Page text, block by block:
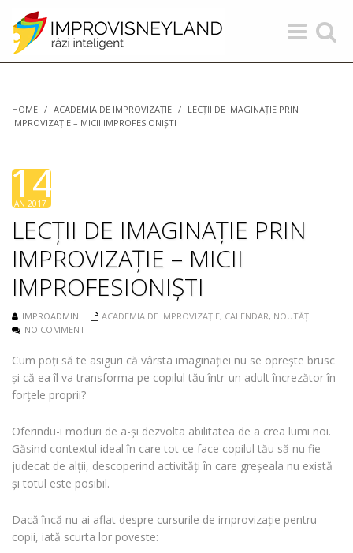
Toggle
search
Toggle
navigation
HOME / ACADEMIA DE IMPROVIZAȚIE / LECȚII DE IMAGINAȚIE PRIN
IMPROVIZAȚIE – MICII IMPROFESIONIȘTI
14
JAN 2017
LECȚII DE IMAGINAȚIE PRIN
IMPROVIZAȚIE – MICII
IMPROFESIONIȘTI
IMPROADMIN ACADEMIA DE IMPROVIZAȚIE, CALENDAR, NOUTĂȚI
NO COMMENT
Cum poți să te asiguri că vârsta imaginației nu se oprește brusc
și că ea îl va transforma pe copilul tău într-un adult încrezător în
forțele proprii?
Oferindu-i moduri de a-și dezvolta abilitatea de a crea lumi noi.
Găsind contextul ideal în care tot ce face copilul tău să nu fie
judecat de alții, descoperind activități în care greșeala nu există
și totul este posibil.
Dacă încă nu ai aflat despre cursurile de improvizație pentru
copii, iată scurta lor poveste: